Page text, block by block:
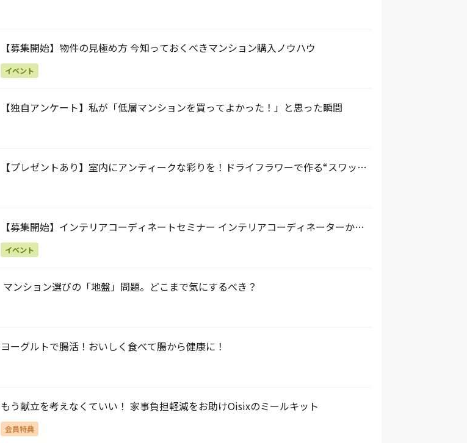
【募集開始】物件の見極め方 今知っておくべきマンション購入ノウハウ
イベント
【独自アンケート】私が「低層マンションを買ってよかった！」と思った瞬間
【プレゼントあり】室内にアンティークな彩りを！ドライフラワーで作る“スワッ
【募集開始】インテリアコーディネートセミナー インテリアコーディネーターから
学ぶ、インテリアのたのしみ
イベント
マンション選びの「地盤」問題。どこまで気にするべき？
ヨーグルトで腸活！おいしく食べて腸から健康に！
もう献立を考えなくていい！ 家事負担軽減をお助けOisixのミールキット
会員特典